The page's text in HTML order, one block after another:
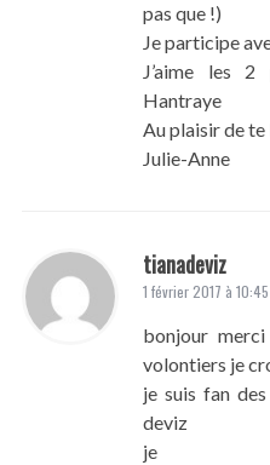
pas que !)
Je participe
J’aime les 2
Hantraye
Au plaisir de te
Julie-Anne
tianadeviz
1 février 2017 à 10:45
bonjour
volontiers je
je suis fan
deviz
je